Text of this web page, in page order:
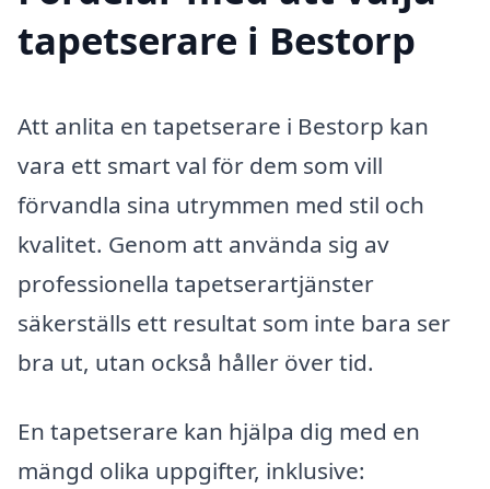
tapetserare i Bestorp
Att anlita en tapetserare i Bestorp kan
vara ett smart val för dem som vill
förvandla sina utrymmen med stil och
kvalitet. Genom att använda sig av
professionella tapetserartjänster
säkerställs ett resultat som inte bara ser
bra ut, utan också håller över tid.
En tapetserare kan hjälpa dig med en
mängd olika uppgifter, inklusive: